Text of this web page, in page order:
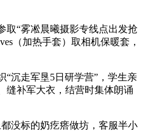
“雾凇晨曦摄影专线点出发抢
（加热手套）取相机保暖套，
走军垦5日研学营”，学生亲
缝补军大衣，结营时集体朗诵
标的奶疙瘩做坊，客服半小